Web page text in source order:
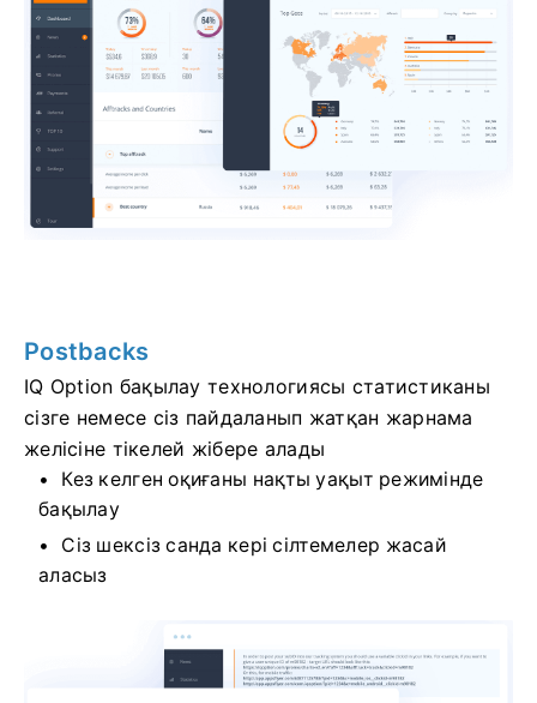
Postbacks
IQ Option бақылау технологиясы статистиканы
сізге немесе сіз пайдаланып жатқан жарнама
желісіне тікелей жібере алады
Кез келген оқиғаны нақты уақыт режимінде
бақылау
Сіз шексіз санда кері сілтемелер жасай
аласыз